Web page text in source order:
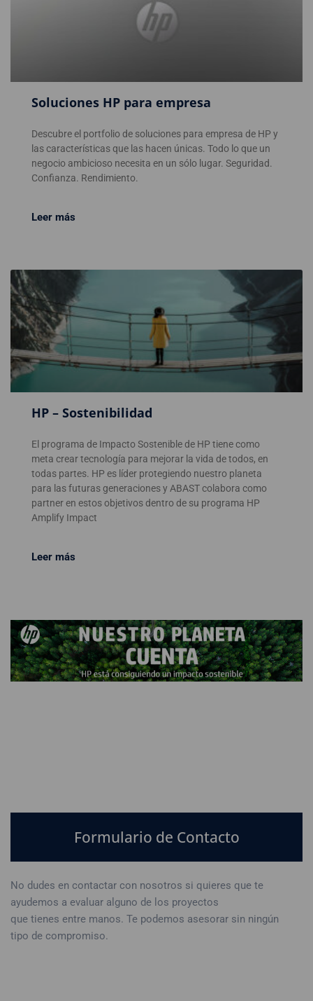
Soluciones HP para empresa
Descubre el portfolio de soluciones para empresa de HP y
las características que las hacen únicas. Todo lo que un
negocio ambicioso necesita en un sólo lugar. Seguridad.
Confianza. Rendimiento.
Leer más
HP – Sostenibilidad
El programa de Impacto Sostenible de HP tiene como
meta crear tecnología para mejorar la vida de todos, en
todas partes. HP es líder protegiendo nuestro planeta
para las futuras generaciones y ABAST colabora como
partner en estos objetivos dentro de su programa HP
Amplify Impact
Leer más
Formulario de Contacto
No dudes en contactar con nosotros si quieres que te
ayudemos a evaluar alguno de los proyectos
que tienes entre manos. Te podemos asesorar sin ningún
tipo de compromiso.